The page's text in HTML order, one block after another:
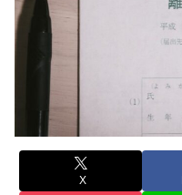
X